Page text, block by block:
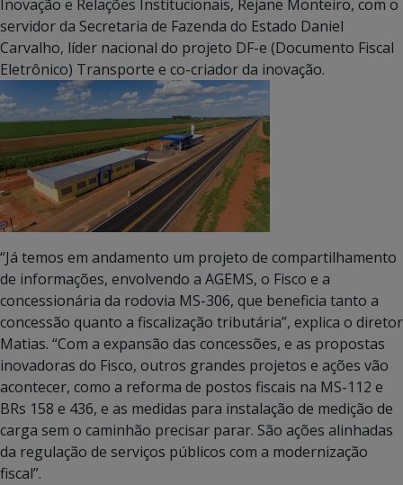
Inovação e Relações Institucionais, Rejane Monteiro, com o
servidor da Secretaria de Fazenda do Estado Daniel
Carvalho, líder nacional do projeto DF-e (Documento Fiscal
Eletrônico) Transporte e co-criador da inovação.
“Já temos em andamento um projeto de compartilhamento
de informações, envolvendo a AGEMS, o Fisco e a
concessionária da rodovia MS-306, que beneficia tanto a
concessão quanto a fiscalização tributária”, explica o diretor
Matias. “Com a expansão das concessões, e as propostas
inovadoras do Fisco, outros grandes projetos e ações vão
acontecer, como a reforma de postos fiscais na MS-112 e
BRs 158 e 436, e as medidas para instalação de medição de
carga sem o caminhão precisar parar. São ações alinhadas
da regulação de serviços públicos com a modernização
fiscal”.